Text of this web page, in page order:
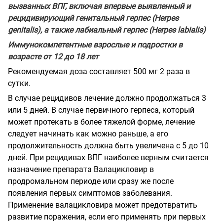
вызванных ВПГ, включая впервые выявленный и
рецидивирующий генитальный герпес (Herpes
genitalis), а также лабиальный герпес (Herpes labialis)
Иммунокомпетентные взрослые и подростки в
возрасте от 12 до 18 лет
Рекомендуемая доза составляет 500 мг 2 раза в
сутки.
В случае рецидивов лечение должно продолжаться 3
или 5 дней. В случае первичного герпеса, который
может протекать в более тяжелой форме, лечение
следует начинать как можно раньше, а его
продолжительность должна быть увеличена с 5 до 10
дней. При рецидивах ВПГ наиболее верным считается
назначение препарата Валацикловир в
продромальном периоде или сразу же после
появления первых симптомов заболевания.
Применение валацикловира может предотвратить
развитие поражения, если его применять при первых